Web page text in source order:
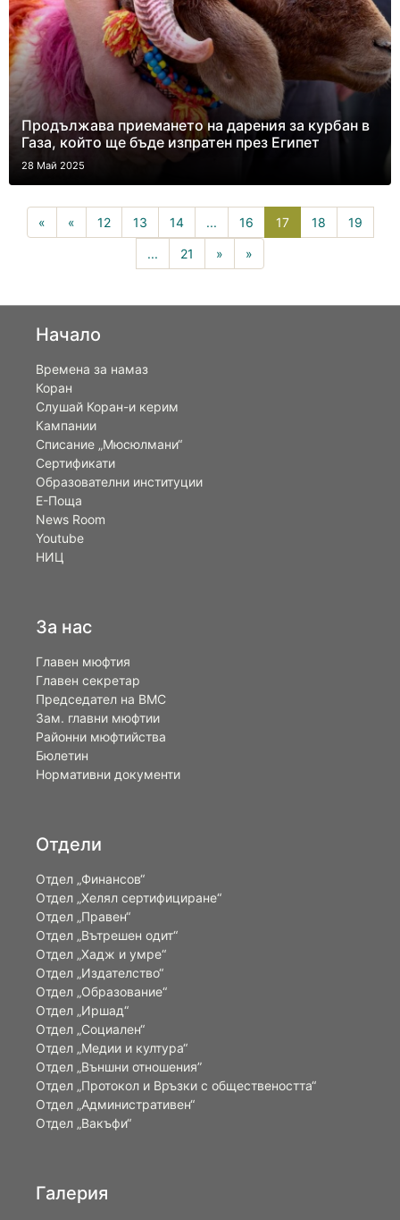
Продължава приемането на дарения за курбан в
Газа, който ще бъде изпратен през Египет
28 Май 2025
« « 12 13 14 ... 16 1717(current)
18 19
... 21 » »
Начало
Времена за намаз
Коран
Слушай Коран-и керим
Кампании
Списание „Мюсюлмани“
Сертификати
Образователни институции
Е-Поща
News Room
Youtube
НИЦ
За нас
Главен мюфтия
Главен секретар
Председател на ВМС
Зам. главни мюфтии
Районни мюфтийства
Бюлетин
Нормативни документи
Отдели
Отдел „Финансов“
Отдел „Хелял сертифициране“
Отдел „Правен“
Отдел „Вътрешен одит“
Отдел „Хадж и умре“
Отдел „Издателство“
Отдел „Образование“
Отдел „Иршад“
Отдел „Социален“
Отдел „Медии и култура“
Отдел „Външни отношения”
Oтдел „Протокол и Връзки с обществеността“
Отдел „Административен“
Отдел „Вакъфи“
Галерия